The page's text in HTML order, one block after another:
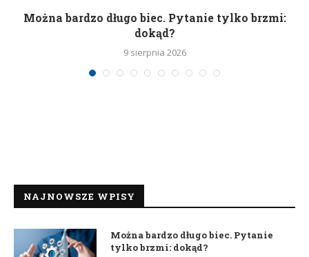
Można bardzo długo biec. Pytanie tylko brzmi:
dokąd?
9 sierpnia 2026
NAJNOWSZE WPISY
Można bardzo długo biec. Pytanie
tylko brzmi: dokąd?